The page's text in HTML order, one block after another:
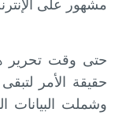
مشهور على
حتى وقت تحرير
حقيقة الأمر
وشملت البيانات